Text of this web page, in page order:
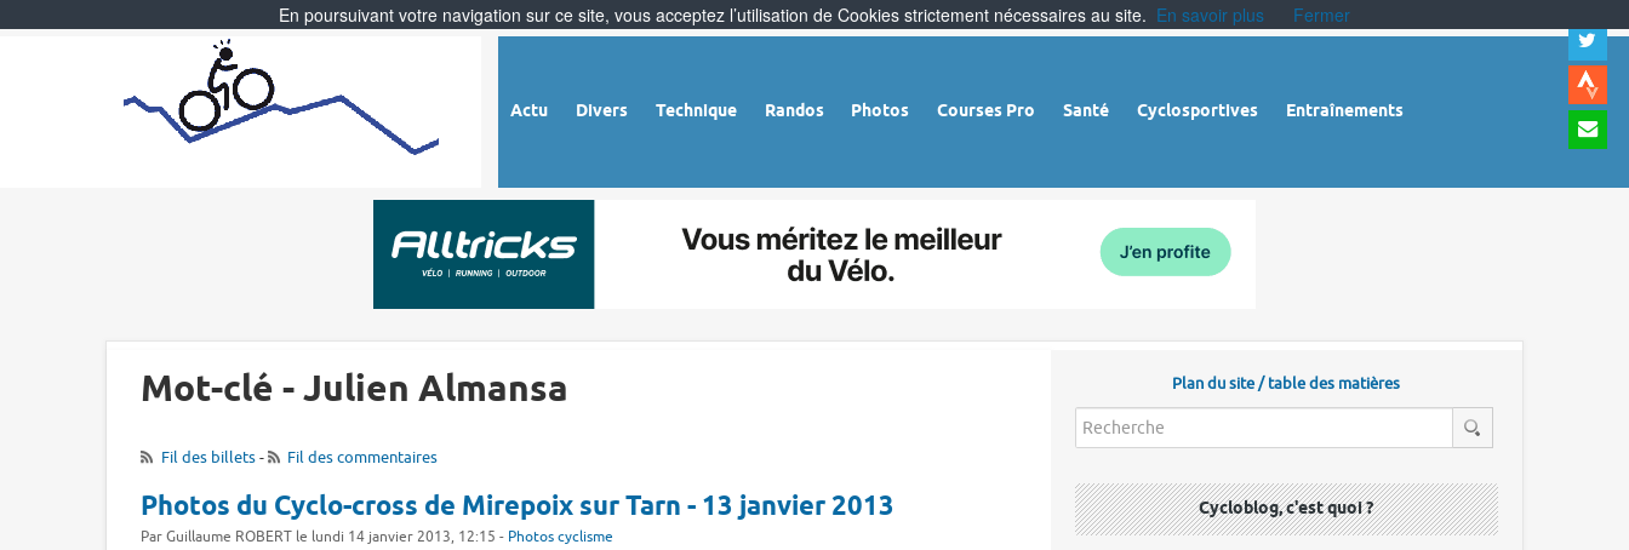
Actu Divers Technique Randos Photos Courses Pro Santé Cyclosportives Entraînements
à
Mot-clé - Julien Almansa
Fil des billets- Fil des commentaires
Photos du Cyclo-cross de Mirepoix sur Tarn - 13 janvier 2013
Par Guillaume ROBERT le lundi 14 janvier 2013, 12:15 - Photos cyclisme
Plan du site / table des matières
Cycloblog, c'est quoi ?
En poursuivant votre navigation sur ce site, vous acceptez l’utilisation de Cookies strictement nécessaires au site. En savoir plus Fermer